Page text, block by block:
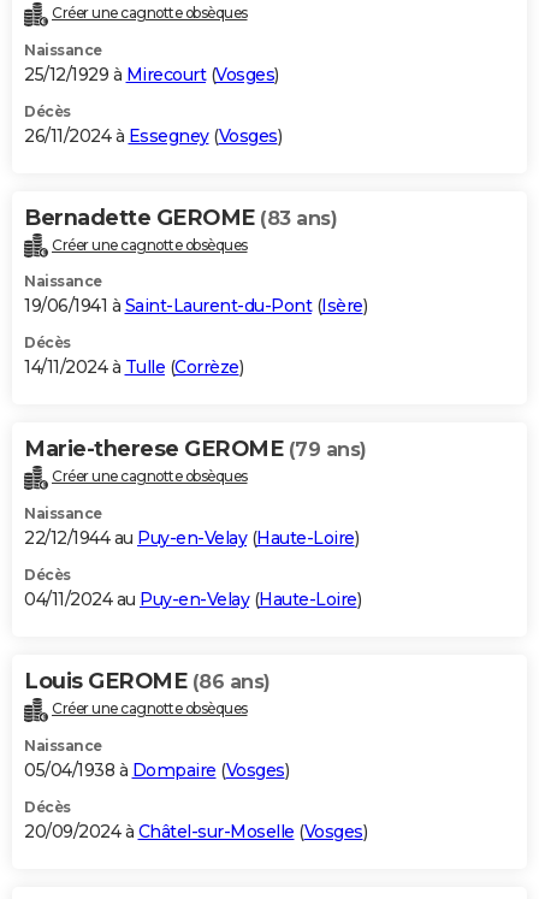
Créer une cagnotte obsèques
Naissance
25/12/1929 à Mirecourt(Vosges)
Décès
26/11/2024 à Essegney(Vosges)
Bernadette GEROME (83 ans)
Créer une cagnotte obsèques
Naissance
19/06/1941 à Saint-Laurent-du-Pont(Isère)
Décès
14/11/2024 à Tulle (Corrèze)
Marie-therese GEROME (79 ans)
Créer une cagnotte obsèques
Naissance
22/12/1944 au Puy-en-Velay(Haute-Loire)
Décès
04/11/2024 au Puy-en-Velay(Haute-Loire)
Louis GEROME (86 ans)
Créer une cagnotte obsèques
Naissance
05/04/1938 à Dompaire (Vosges)
Décès
20/09/2024 à Châtel-sur-Moselle (Vosges)